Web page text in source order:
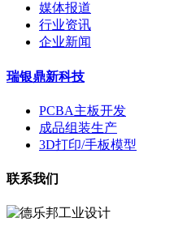
媒体报道
行业资讯
企业新闻
瑞银鼎新科技
PCBA主板开发
成品组装生产
3D打印/手板模型
联系我们